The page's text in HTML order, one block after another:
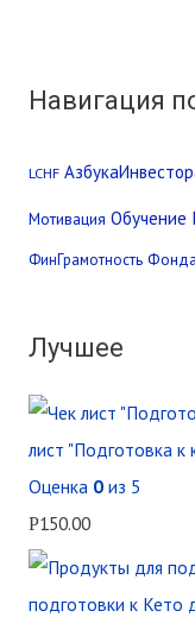
Навигация
LCHF
Мотивация Обучение
ФинГрамотность Фонда
Лучшее
лист "Подготовка
Оценка 0из 5
Р150.00
подготовки к Кето